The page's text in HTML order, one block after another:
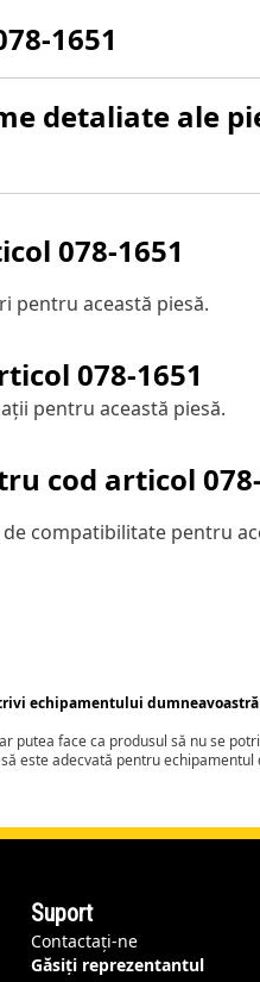
1651
detaliate ale
078-1651
pentru această piesă.
078-1651
pentru această piesă.
cod articol
compatibilitate pentru
echipamentului
putea face ca produsul să nu se
este adecvată pentru
Suport
Contactați-ne
Găsiți reprezentantul